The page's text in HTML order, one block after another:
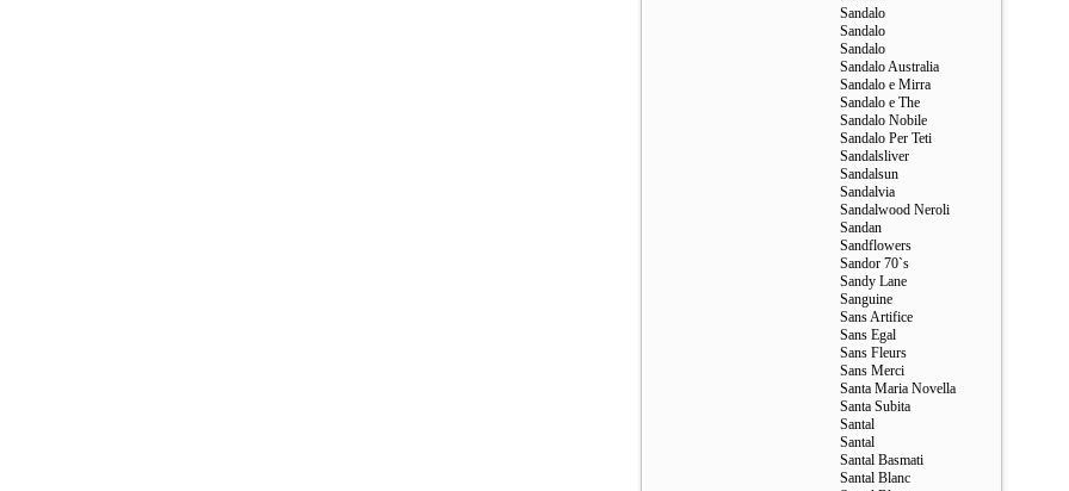
Sandalo
Sandalo
Sandalo
Sandalo Australia
Sandalo e Mirra
Sandalo e The
Sandalo Nobile
Sandalo Per Teti
Sandalsliver
Sandalsun
Sandalvia
Sandalwood Neroli
Sandan
Sandflowers
Sandor 70`s
Sandy Lane
Sanguine
Sans Artifice
Sans Egal
Sans Fleurs
Sans Merci
Santa Maria Novella
Santa Subita
Santal
Santal
Santal Basmati
Santal Blanc